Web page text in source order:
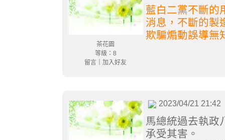
茶花園
等級：8
留言
加入好友
藍白二黨不斷的
消息，不斷的製
欺騙煽動誤導無
2023/04/21 21:42
馬總統過去執政
承受其害。